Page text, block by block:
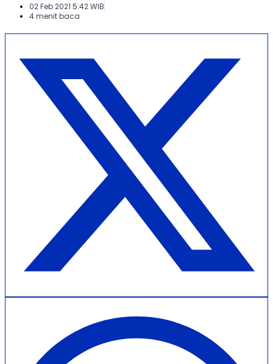
02 Feb 2021 5:42 WIB
4 menit baca